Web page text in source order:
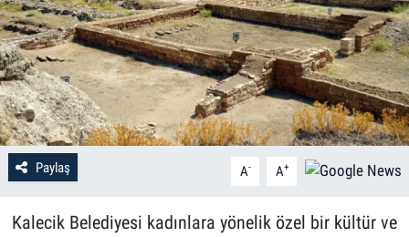
Paylaş A- A+
Kalecik Belediyesi kadınlara yönelik özel bir kültür ve